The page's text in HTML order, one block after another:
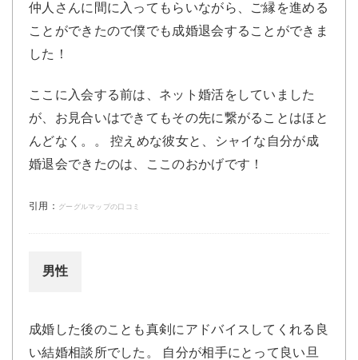
仲人さんに間に入ってもらいながら、ご縁を進める
ことができたので僕でも成婚退会することができま
した！
ここに入会する前は、ネット婚活をしていました
が、お見合いはできてもその先に繋がることはほと
んどなく。。 控えめな彼女と、シャイな自分が成
婚退会できたのは、ここのおかげです！
引用： グーグルマップの口コミ
男性
成婚した後のことも真剣にアドバイスしてくれる良
い結婚相談所でした。 自分が相手にとって良い旦